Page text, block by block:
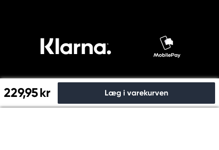
229,95 kr Læg i varekurven